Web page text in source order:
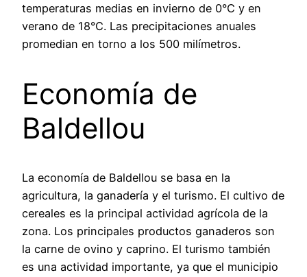
temperaturas medias en invierno de 0°C y en
verano de 18°C. Las precipitaciones anuales
promedian en torno a los 500 milímetros.
Economía de
Baldellou
La economía de Baldellou se basa en la
agricultura, la ganadería y el turismo. El cultivo de
cereales es la principal actividad agrícola de la
zona. Los principales productos ganaderos son
la carne de ovino y caprino. El turismo también
es una actividad importante, ya que el municipio